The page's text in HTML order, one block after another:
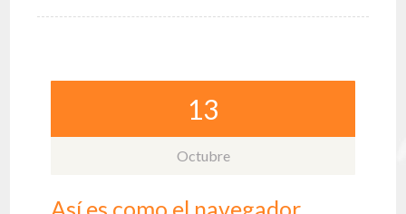
13
Octubre
Así es como el navegador